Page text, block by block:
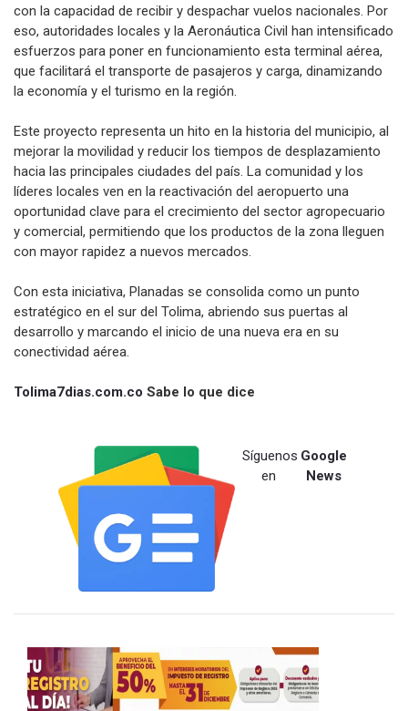
con la capacidad de recibir y despachar vuelos nacionales. Por
eso, autoridades locales y la Aeronáutica Civil han intensificado
esfuerzos para poner en funcionamiento esta terminal aérea,
que facilitará el transporte de pasajeros y carga, dinamizando
la economía y el turismo en la región.
Este proyecto representa un hito en la historia del municipio, al
mejorar la movilidad y reducir los tiempos de desplazamiento
hacia las principales ciudades del país. La comunidad y los
líderes locales ven en la reactivación del aeropuerto una
oportunidad clave para el crecimiento del sector agropecuario
y comercial, permitiendo que los productos de la zona lleguen
con mayor rapidez a nuevos mercados.
Con esta iniciativa, Planadas se consolida como un punto
estratégico en el sur del Tolima, abriendo sus puertas al
desarrollo y marcando el inicio de una nueva era en su
conectividad aérea.
Tolima7dias.com.co Sabe lo que dice
Síguenos
en
Google
News